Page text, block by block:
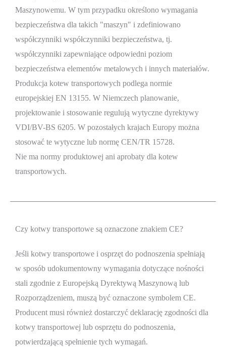
Maszynowemu. W tym przypadku określono wymagania
bezpieczeństwa dla takich "maszyn" i zdefiniowano
współczynniki współczynniki bezpieczeństwa, tj.
współczynniki zapewniające odpowiedni poziom
bezpieczeństwa elementów metalowych i innych materiałów.
Produkcja kotew transportowych podlega normie
europejskiej EN 13155. W Niemczech planowanie,
projektowanie i stosowanie regulują wytyczne dyrektywy
VDI/BV-BS 6205. W pozostałych krajach Europy można
stosować te wytyczne lub normę CEN/TR 15728.
Nie ma normy produktowej ani aprobaty dla kotew
transportowych.
Czy kotwy transportowe są oznaczone znakiem CE?
Jeśli kotwy transportowe i osprzęt do podnoszenia spełniają
w sposób udokumentowny wymagania dotyczące nośności
stali zgodnie z Europejską Dyrektywą Maszynową lub
Rozporządzeniem, muszą być oznaczone symbolem CE.
Producent musi również dostarczyć deklarację zgodności dla
kotwy transportowej lub osprzętu do podnoszenia,
potwierdzającą spełnienie tych wymagań.